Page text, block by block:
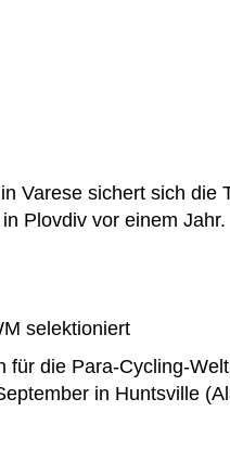
Varese sichert sich
Plovdiv vor einem Jahr.
selektioniert
für die Para-Cycling-
in Huntsville